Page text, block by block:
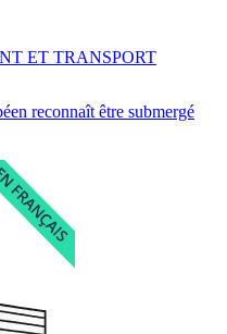
reconnaît être submergé
ET TRANSPORT